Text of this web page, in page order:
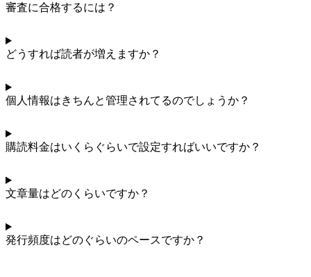
審査に合格するには？
どうすれば読者が増えますか？
個人情報はきちんと管理されてるのでしょうか？
購読料金はいくらぐらいで設定すればいいですか？
文章量はどのくらいですか？
発行頻度はどのぐらいのペースですか？